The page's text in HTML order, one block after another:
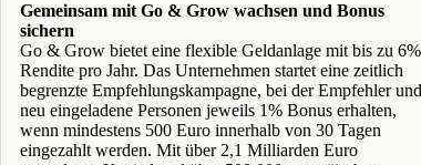
Gemeinsam mit Go & Grow wachsen und Bonus
sichern
Go & Grow bietet eine flexible Geldanlage mit bis zu 6%
Rendite pro Jahr. Das Unternehmen startet eine zeitlich
begrenzte Empfehlungskampagne, bei der Empfehler und
neu eingeladene Personen jeweils 1% Bonus erhalten,
wenn mindestens 500 Euro innerhalb von 30 Tagen
eingezahlt werden. Mit über 2,1 Milliarden Euro